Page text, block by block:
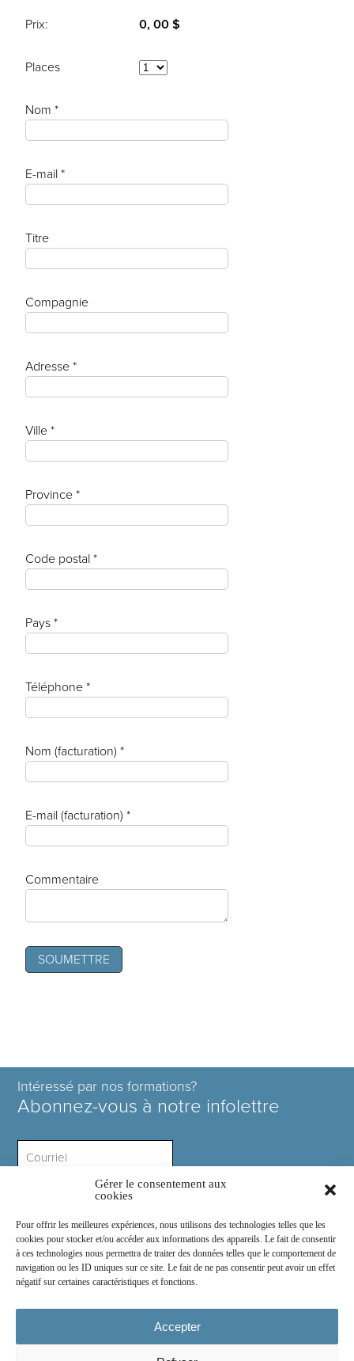
Gérer le consentement aux
cookies
Pour offrir les meilleures expériences, nous utilisons des technologies telles que les
cookies pour stocker et/ou accéder aux informations des appareils. Le fait de consentir
à ces technologies nous permettra de traiter des données telles que le comportement de
navigation ou les ID uniques sur ce site. Le fait de ne pas consentir peut avoir un effet
négatif sur certaines caractéristiques et fonctions.
Accepter
Prix: 0, 00 $
Places
Nom *
E-mail *
Titre
Compagnie
Adresse *
Ville *
Province *
Code postal *
Pays *
Téléphone *
Nom (facturation) *
E-mail (facturation) *
Commentaire
Intéressé par nos formations?
Abonnez-vous à notre infolettre